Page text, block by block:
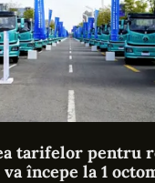
tarifelor pentru
începe la 1